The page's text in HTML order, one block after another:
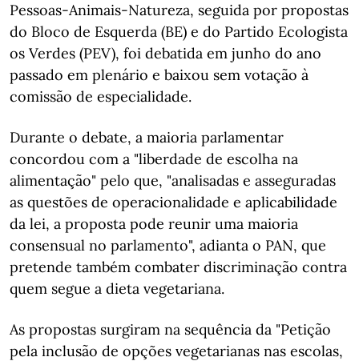
Pessoas-Animais-Natureza, seguida por propostas
do Bloco de Esquerda (BE) e do Partido Ecologista
os Verdes (PEV), foi debatida em junho do ano
passado em plenário e baixou sem votação à
comissão de especialidade.
Durante o debate, a maioria parlamentar
concordou com a "liberdade de escolha na
alimentação" pelo que, "analisadas e asseguradas
as questões de operacionalidade e aplicabilidade
da lei, a proposta pode reunir uma maioria
consensual no parlamento", adianta o PAN, que
pretende também combater discriminação contra
quem segue a dieta vegetariana.
As propostas surgiram na sequência da "Petição
pela inclusão de opções vegetarianas nas escolas,